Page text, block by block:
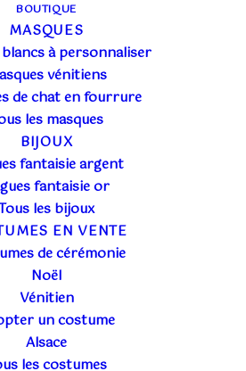
BOUTIQUE
MASQUES
blancs à personnaliser
vénitiens
de chat en fourrure
les masques
BIJOUX
fantaisie argent
fantaisie or
les bijoux
EN VENTE
de cérémonie
Noël
Vénitien
un costume
Alsace
les costumes
féminineentre autres
de lafête de la bière de Munich,
6 millions de visiteurs près de
Dirndl pour les femmes ou
hommes. Cela représente,
environ 1 million 500000